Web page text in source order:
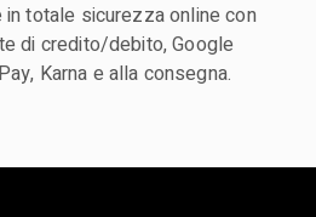
in totale sicurezza online con
di credito/debito, Google
Karna e alla consegna.